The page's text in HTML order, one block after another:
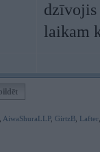
dzīvojis
laikam
AiwaShuraLLP, GirtzB Lafter